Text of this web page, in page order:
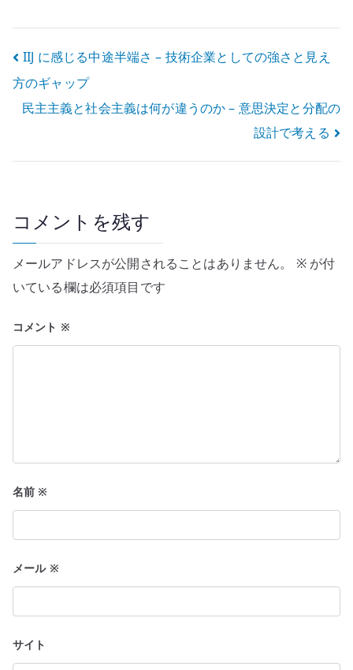
投
稿
ナ
ビ
ー
シ
ョ
ン
IIJ に感じる中途半端さ – 技術企業としての強さと見え
方のギャップ
民主主義と社会主義は何が違うのか – 意思決定と分配の
設計で考える
コメントを残す
メールアドレスが公開されることはありません。 ※が付
いている欄は必須項目です
コメント ※
名前※
メール ※
サイト